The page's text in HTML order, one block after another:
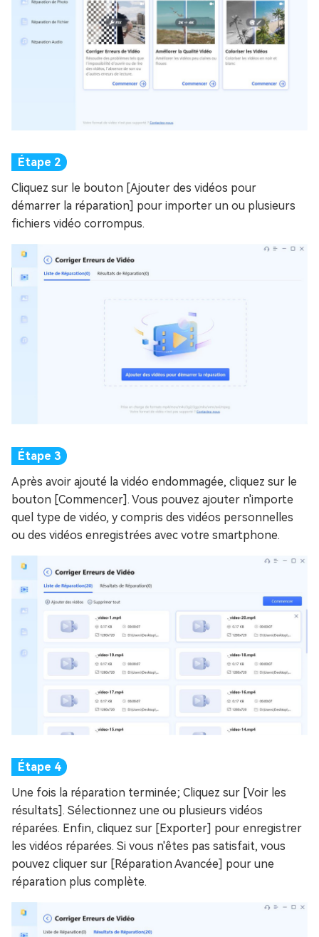
Cliquez sur le bouton [Ajouter des vidéos pour
démarrer la réparation] pour importer un ou plusieurs
fichiers vidéo corrompus.
Après avoir ajouté la vidéo endommagée, cliquez sur le
bouton [Commencer]. Vous pouvez ajouter n'importe
quel type de vidéo, y compris des vidéos personnelles
ou des vidéos enregistrées avec votre smartphone.
Une fois la réparation terminée; Cliquez sur [Voir les
résultats]. Sélectionnez une ou plusieurs vidéos
réparées. Enfin, cliquez sur [Exporter] pour enregistrer
les vidéos réparées. Si vous n'êtes pas satisfait, vous
pouvez cliquer sur [Réparation Avancée] pour une
réparation plus complète.